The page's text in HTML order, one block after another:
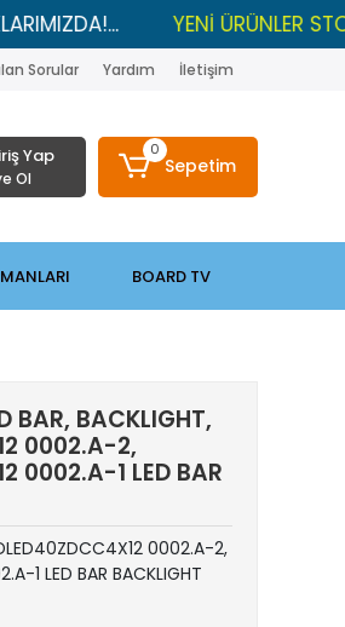
YENİ ÜRÜNLER
Sorular Yardım İletişim
Yap
Ol
0
Sepetim
BOARD TV
BAR, BACKLIGHT,
0002.A-2,
0002.A-1 LED BAR
0002.A-2,
1 LED BAR BACKLIGHT